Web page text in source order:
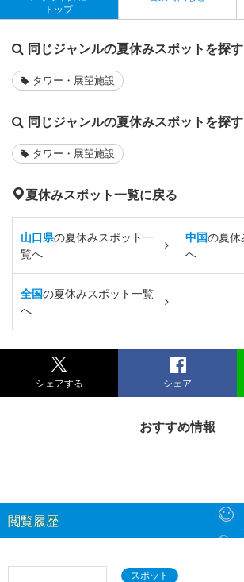
トップ
同じジャンルの夏休みスポットを探す
タワー・展望施設
同じジャンルの夏休みスポットを探す
タワー・展望施設
夏休みスポット一覧に戻る
山口県の夏休みスポット一
覧へ
中国の夏休
へ
全国の夏休みスポット一覧
へ
シェアする シェア
おすすめ情報
閲覧履歴